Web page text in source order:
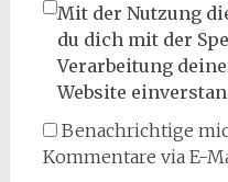
Mit der Nutzung
du dich mit der
Verarbeitung
Website
Benachrichtige
Kommentare via E-